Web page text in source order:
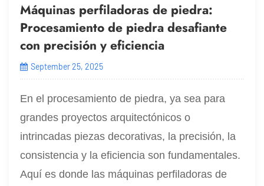
Máquinas perfiladoras de piedra:
Procesamiento de piedra desafiante
con precisión y eficiencia
September 25, 2025
En el procesamiento de piedra, ya sea para
grandes proyectos arquitectónicos o
intrincadas piezas decorativas, la precisión, la
consistencia y la eficiencia son fundamentales.
Aquí es donde las máquinas perfiladoras de